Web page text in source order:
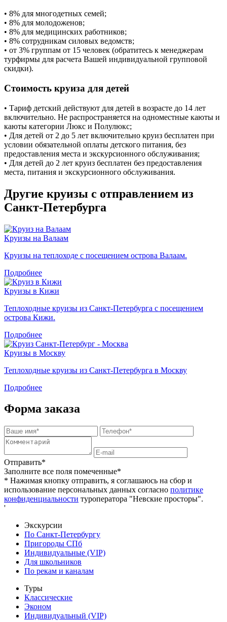
• 8% для многодетных семей;
• 8% для молодоженов;
• 8% для медицинских работников;
• 8% сотрудникам силовых ведомств;
• от 3% группам от 15 человек (обратитесь к менеджерам
турфирмы для расчета Вашей индивидуальной групповой
скидки).
Стоимость круиза для детей
• Тариф детский действуют для детей в возрасте до 14 лет
включительно. Не распространяется на одноместные каюты и
каюты категории Люкс и Полулюкс;
• Для детей от 2 до 5 лет включительно круиз бесплатен при
условии обязательной оплаты детского питания, без
предоставления места и экскурсионного обслуживания;
• Для детей до 2 лет круиз бесплатен без предоставления
места, питания и экскурсионного обслуживания.
Другие круизы с отправлением из
Санкт-Петербурга
Круизы на Валаам
Круизы на теплоходе с посещением острова Валаам.
Подробнее
Круизы в Кижи
Теплоходные круизы из Санкт-Петербурга с посещением
острова Кижи.
Подробнее
Круизы в Москву
Теплоходные круизы из Санкт-Петербурга в Москву
Подробнее
Форма заказа
Отправить*
Заполните все поля помеченные*
* Нажимая кнопку отправить, я соглашаюсь на сбор и
использование персональных данных согласно политике
конфиденциальности туроператора "Невские просторы".
'
Экскурсии
По Санкт-Петербургу
Пригороды СПб
Индивидуальные (VIP)
Для школьников
По рекам и каналам
Туры
Классические
Эконом
Индивидуальный (VIP)